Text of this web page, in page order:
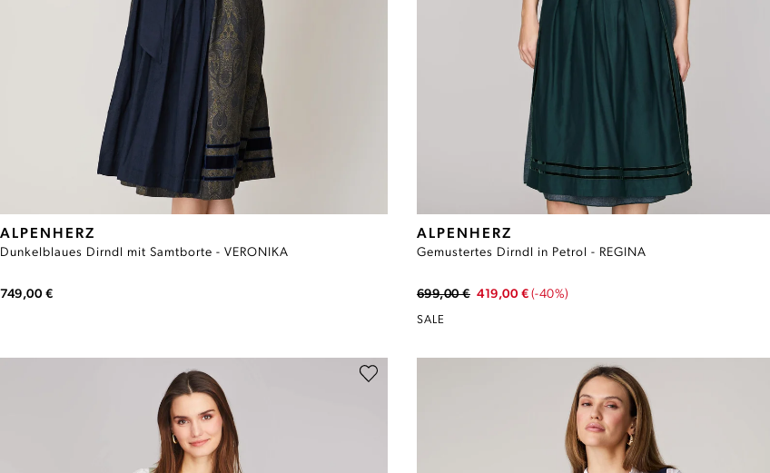
ALPENHERZ
Dunkelblaues Dirndl mit Samtborte - VERONIKA
749,00 €
ALPENHERZ
Gemustertes Dirndl in Petrol - REGINA
699,00 € 419,00 € (-40%)
SALE